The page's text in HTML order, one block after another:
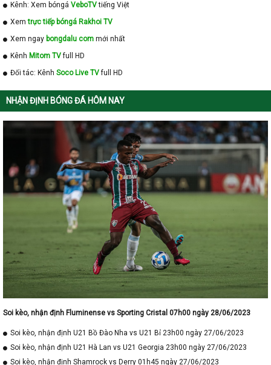
Kênh: Xem bóngá VeboTVtiếng Việt
Xemtrực tiếp bóngá Rakhoi TV
Xem ngay bongdalu com mới nhất
Kênh Mitom TVfull HD
Đối tác: Kênh Soco Live TVfull HD
NHẬN ĐỊNH BÓNG ĐÁ HÔM NAY
Soi kèo, nhận định Fluminense vs Sporting Cristal 07h00 ngày 28/06/2023
Soi kèo, nhận định U21 Bồ Đào Nha vs U21 Bỉ 23h00 ngày 27/06/2023
Soi kèo, nhận định U21 Hà Lan vs U21 Georgia 23h00 ngày 27/06/2023
Soi kèo, nhận định Shamrock vs Derry 01h45 ngày 27/06/2023